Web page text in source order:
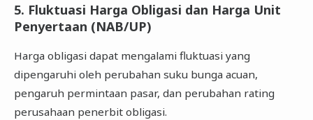
5. Fluktuasi Harga Obligasi dan Harga Unit
Penyertaan (NAB/UP)
Harga obligasi dapat mengalami fluktuasi yang
dipengaruhi oleh perubahan suku bunga acuan,
pengaruh permintaan pasar, dan perubahan rating
perusahaan penerbit obligasi.